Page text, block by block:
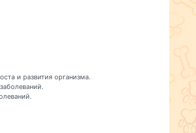
и развития организма.